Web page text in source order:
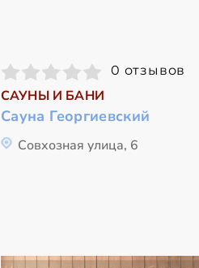
0 отзывов
САУНЫ И БАНИ
Сауна Георгиевский
Совхозная улица, 6